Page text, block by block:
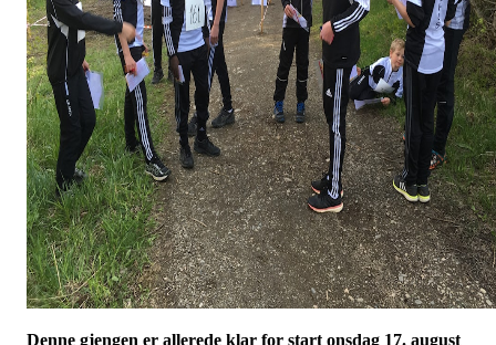
Denne gjengen er allerede klar for start onsdag 17. august